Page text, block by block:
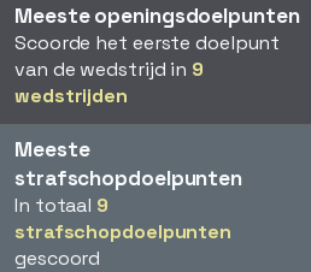
Meeste openingsdoelpunten
Scoorde het eerste doelpunt
van de wedstrijd in 9
wedstrijden
Meeste
strafschopdoelpunten
In totaal 9
strafschopdoelpunten
gescoord